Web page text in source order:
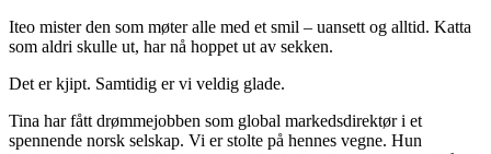
Iteo mister den som møter alle med et smil – uansett og alltid. Katta
som aldri skulle ut, har nå hoppet ut av sekken.
Det er kjipt. Samtidig er vi veldig glade.
Tina har fått drømmejobben som global markedsdirektør i et
spennende norsk selskap. Vi er stolte på hennes vegne. Hun